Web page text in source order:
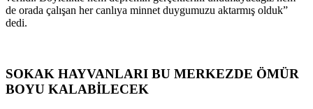
de orada çalışan her canlıya minnet duygumuzu aktarmış olduk”
dedi.
SOKAK HAYVANLARI BU MERKEZDE ÖMÜR
BOYU KALABİLECEK